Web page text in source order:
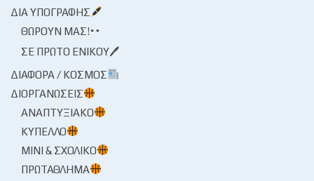
ΔΙΑ ΥΠΟΓΡΑΦΉΣ
ΘΩΡΟΎΝ ΜΑΣ!
ΣΕ ΠΡΏΤΟ ΕΝΙΚΟΎ🖊
ΔΙΆΦΟΡΑ / ΚΌΣΜΟΣ
ΔΙΟΡΓΑΝΏΣΕΙΣ
ΑΝΑΠΤΥΞΙΑΚΌ
ΚΎΠΕΛΛΟ
ΜΊΝΙ & ΣΧΟΛΙΚΌ
ΠΡΩΤΆΘΛΗΜΑ